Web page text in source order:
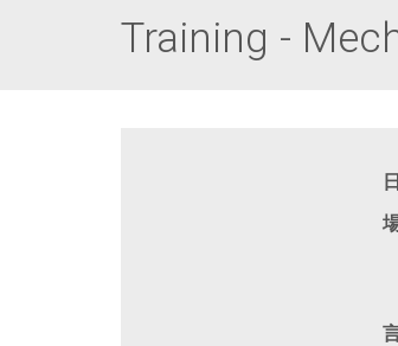
Training -